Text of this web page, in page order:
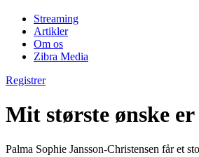
Streaming
Artikler
Om os
Zibra Media
Registrer
Mit største ønske
Palma Sophie Jansson-Christensen får et